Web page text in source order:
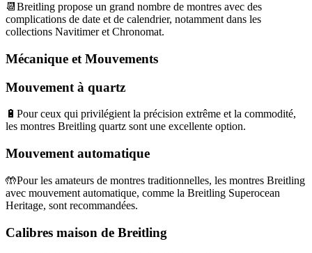
📆Breitling propose un grand nombre de montres avec des
complications de date et de calendrier, notamment dans les
collections Navitimer et Chronomat.
Mécanique et Mouvements
Mouvement à quartz
🔋Pour ceux qui privilégient la précision extrême et la commodité,
les montres Breitling quartz sont une excellente option.
Mouvement automatique
🤲Pour les amateurs de montres traditionnelles, les montres Breitling
avec mouvement automatique, comme la Breitling Superocean
Heritage, sont recommandées.
Calibres maison de Breitling